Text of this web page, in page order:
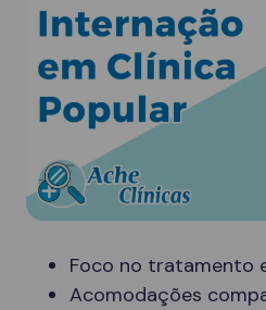
Foco no tratamento
Acomodações